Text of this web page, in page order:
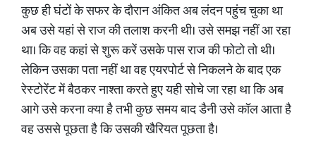
कुछ ही घंटों के सफर के दौरान अंकित अब लंदन पहुंच चुका था
अब उसे यहां से राज की तलाश करनी थी। उसे समझ नहीं आ रहा
था। कि वह कहां से शुरू करें उसके पास राज की फोटो तो थी।
लेकिन उसका पता नहीं था वह एयरपोर्ट से निकलने के बाद एक
रेस्टोरेंट में बैठकर नाश्ता करते हुए यही सोचे जा रहा था कि अब
आगे उसे करना क्या है तभी कुछ समय बाद डैनी उसे कॉल आता है
वह उससे पूछता है कि उसकी खैरियत पूछता है।